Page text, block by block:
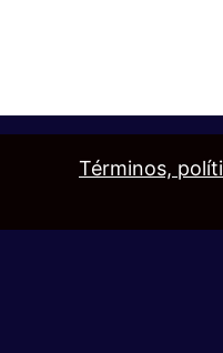
Términos,